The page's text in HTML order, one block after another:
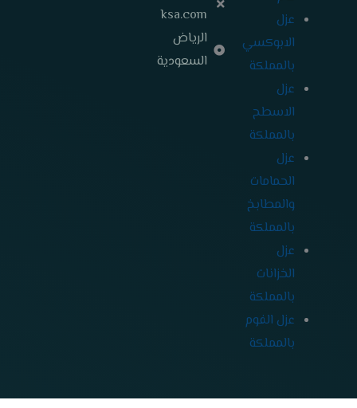
عزل
الابوكسي
بالمملكة
عزل
الاسطح
بالمملكة
عزل
الحمامات
والمطابخ
بالمملكة
عزل
الخزانات
بالمملكة
عزل الفوم
بالمملكة
ksa.com
الرياض
السعودية